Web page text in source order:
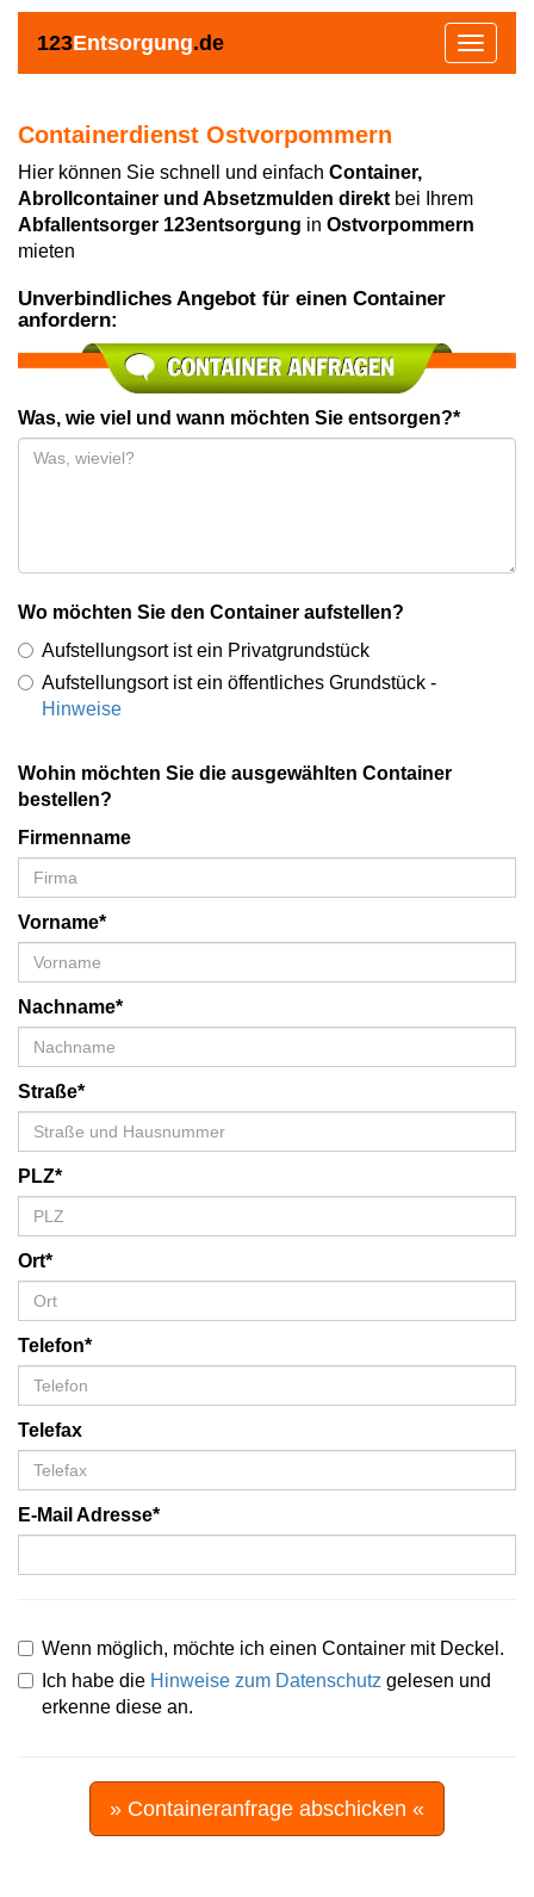
123Entsorgung.de
Toggle
Containerdienst Ostvorpommern
Hier können Sie schnell und einfach Container,
Abrollcontainer und Absetzmulden direkt bei Ihrem
Abfallentsorger 123entsorgung in Ostvorpommern
mieten
Unverbindliches Angebot für einen Container
anfordern:
Was, wie viel und wann möchten Sie entsorgen?*
Wo möchten Sie den Container aufstellen?
Aufstellungsort ist ein Privatgrundstück
Aufstellungsort ist ein öffentliches Grundstück -
Hinweise
Wohin möchten Sie die ausgewählten Container
bestellen?
Firmenname
Vorname*
Nachname*
Straße*
PLZ*
Ort*
Telefon*
Telefax
E-Mail Adresse*
Wenn möglich, möchte ich einen Container mit Deckel.
Ich habe die Hinweise zum Datenschutz gelesen und
erkenne diese an.
» Containeranfrage abschicken «